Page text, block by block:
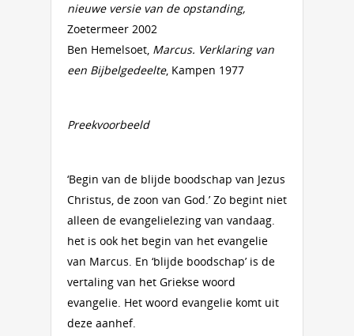
nieuwe versie van de opstanding,
Zoetermeer 2002
Ben Hemelsoet, Marcus. Verklaring van
een Bijbelgedeelte, Kampen 1977
Preekvoorbeeld
‘Begin van de blijde boodschap van Jezus
Christus, de zoon van God.’ Zo begint niet
alleen de evangelielezing van vandaag.
het is ook het begin van het evangelie
van Marcus. En ‘blijde boodschap’ is de
vertaling van het Griekse woord
evangelie. Het woord evangelie komt uit
deze aanhef.